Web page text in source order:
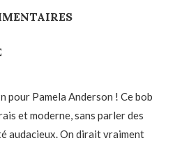
Pamela Anderson ! Ce bob
et moderne, sans parler des
audacieux. On dirait vraiment